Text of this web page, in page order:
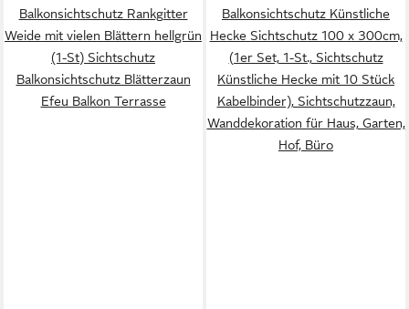
Balkonsichtschutz Rankgitter
Weide mit vielen Blättern hellgrün
(1-St) Sichtschutz
Balkonsichtschutz Blätterzaun
Efeu Balkon Terrasse
Balkonsichtschutz Künstliche
Hecke Sichtschutz 100 x 300cm,
(1er Set, 1-St., Sichtschutz
Künstliche Hecke mit 10 Stück
Kabelbinder), Sichtschutzzaun,
Wanddekoration für Haus, Garten,
Hof, Büro